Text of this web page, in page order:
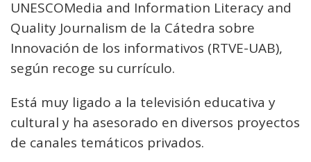
UNESCOMedia and Information Literacy and
Quality Journalism de la Cátedra sobre
Innovación de los informativos (RTVE-UAB),
según recoge su currículo.
Está muy ligado a la televisión educativa y
cultural y ha asesorado en diversos proyectos
de canales temáticos privados.